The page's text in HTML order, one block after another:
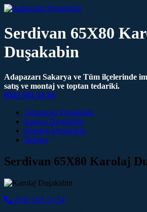
Serdivan 65X80
Duşakabin
Adapazarı Sakarya ve Tüm ilçelerinde
satış ve montaj ve toptan tedariki.
0543 501 54 34
Main Navigation
Adapazarı Duşakabin
Karasu Duşakabin
Hendek Duşakabin
İletişim
Serdivan 65X80 Karolaj
0543 501 54 34